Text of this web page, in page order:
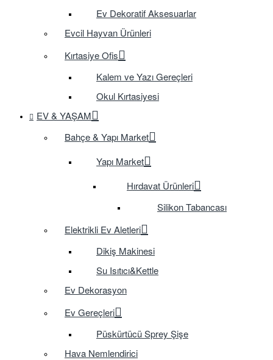
Ev Dekoratif Aksesuarlar
Evcil Hayvan Ürünleri
Kırtasiye Ofis
Kalem ve Yazı Gereçleri
Okul Kırtasiyesi
EV & YAŞAM
Bahçe & Yapı Market
Yapı Market
Hırdavat Ürünleri
Silikon Tabancası
Elektrikli Ev Aletleri
Dikiş Makinesi
Su Isıtıcı&Kettle
Ev Dekorasyon
Ev Gereçleri
Püskürtücü Sprey Şişe
Hava Nemlendirici